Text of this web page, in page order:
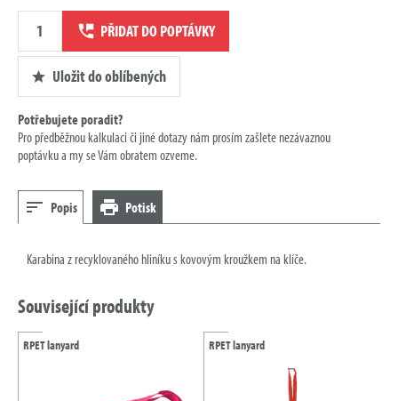
Množství
poptávky
PŘIDAT DO POPTÁVKY
Uložit do oblíbených
Potřebujete poradit?
Pro předběžnou kalkulaci či jiné dotazy nám prosím zašlete nezávaznou
poptávku a my se Vám obratem ozveme.
Popis Potisk
Karabina z recyklovaného hliníku s kovovým kroužkem na klíče.
Související produkty
RPET lanyard RPET lanyard